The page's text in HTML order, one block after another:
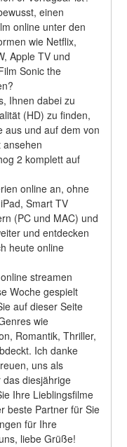
einen
online unter den
wie Netflix,
Apple TV und
Sonic the
Ihnen dabei zu
(HD) zu finden,
aus und auf dem von
ansehen
2 komplett auf
online an, ohne
Smart TV
(PC und MAC) und
und entdecken
heute online
streamen
Woche gespielt
auf dieser Seite
wie
Romantik, Thriller,
Ich danke
uns als
diesjährige
Ihre Lieblingsfilme
beste Partner für Sie
für Ihre
liebe Grüße!